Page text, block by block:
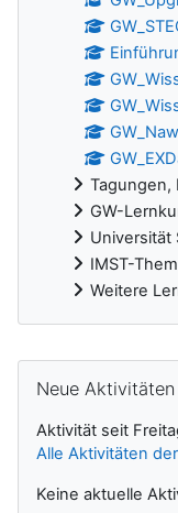
Tagungen,
GW-
Universität
IMST-
Weitere
Neue Aktivitäten
Aktivität seit
Alle Aktivitäten
Keine aktuelle